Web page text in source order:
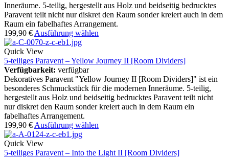
Inneräume. 5-teilig, hergestellt aus Holz und beidseitig bedrucktes
Paravent teilt nicht nur diskret den Raum sonder kreiert auch in dem
Raum ein fabelhaftes Arrangement.
199,90 € Ausführung wählen
Quick View
5-teiliges Paravent – Yellow Journey II [Room Dividers]
Verfügbarkeit: verfügbar
Dekoratives Paravent "Yellow Journey II [Room Dividers]" ist ein
besonderes Schmuckstück für die modernen Inneräume. 5-teilig,
hergestellt aus Holz und beidseitig bedrucktes Paravent teilt nicht
nur diskret den Raum sonder kreiert auch in dem Raum ein
fabelhaftes Arrangement.
199,90 € Ausführung wählen
Quick View
5-teiliges Paravent – Into the Light II [Room Dividers]